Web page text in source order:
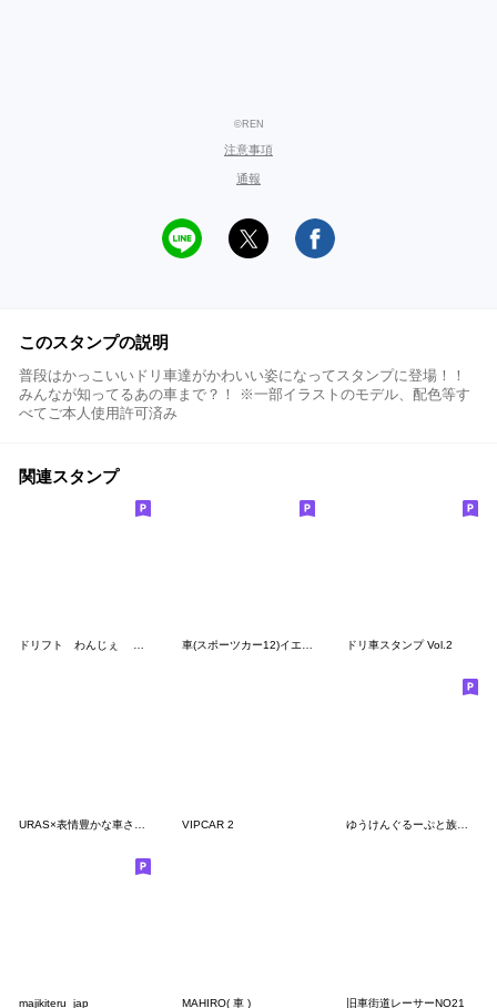
©REN
注意事項
通報
このスタンプの説明
普段はかっこいいドリ車達がかわいい姿になってスタンプに登場！！
みんなが知ってるあの車まで？！ ※一部イラストのモデル、配色等す
べてご本人使用許可済み
関連スタンプ
ドリフト わんじぇ ターボ車 車(スポーツカー12)イエローバージョン ドリ車スタンプ Vol.2
VIPCAR 2 ゆうけんぐるーぷと族車乗りvol.⑧
majikiteru_jap MAHIRO( 車 ) 旧車街道レーサーNO21